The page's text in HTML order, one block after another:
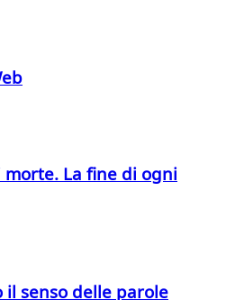
La fine di ogni
senso delle parole